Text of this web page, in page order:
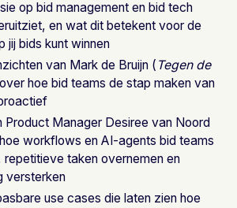
op bid management en bid tech
en wat dit betekent voor de
jij bids kunt winnen
van Mark de Bruijn ( Tegen de
hoe bid teams de stap maken van
Product Manager Desiree van Noord
workflows en AI-agents bid teams
repetitieve taken overnemen en
versterken
use cases die laten zien hoe